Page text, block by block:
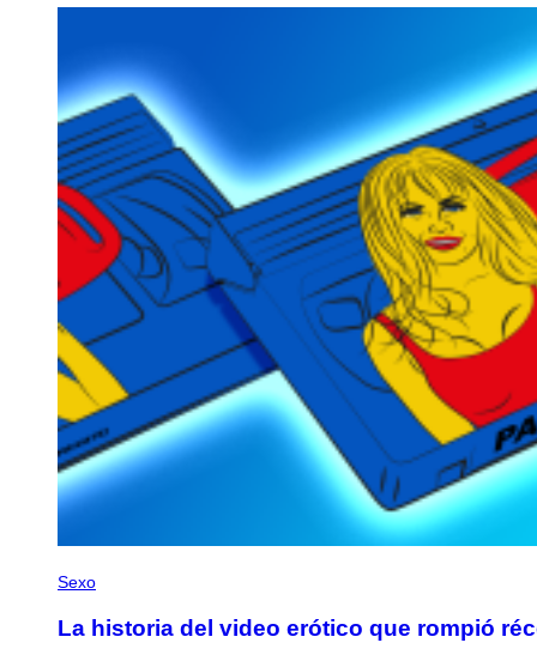
Sexo
La historia del video erótico que rompió